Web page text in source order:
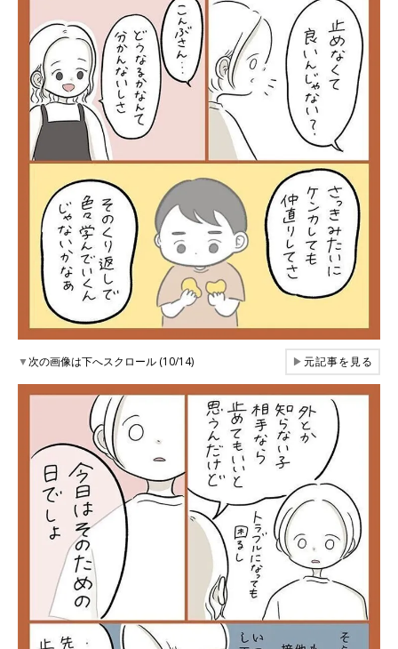
▼次の画像は下へスクロール (10/14) ▶元記事を見る